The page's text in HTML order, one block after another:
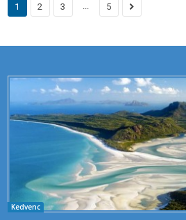
1 2 3 ... 5
Kedvenc